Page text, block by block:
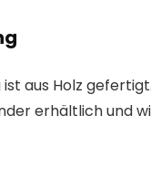
aus Holz
erhältlich und